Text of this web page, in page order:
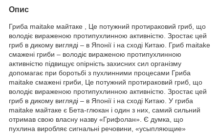
Опис
Гриба maitake майтаке , Це потужний протираковий гриб, що
володіє вираженою протипухлинною активністю. Зростає цей
гриб в дикому вигляді – в Японії і на сході Китаю. Гриб maitake
смажені гриби – володіє вираженою протипухлинною
активністю підвищує опірність захисних сил організму
допомагає при боротьбі з пухлинними процесами Гриба
maitake смажені гриби, Це потужний протираковий гриб, що
володіє вираженою протипухлинною активністю. Зростає цей
гриб в дикому вигляді – в Японії і на сході Китаю. У гриба
maitake майтаке є Бета-глюкан і один з них, самий сильний
отримав свою власну назву «Грифолан». Є думка, що
пухлина виробляє сигнальні речовини, «усыпляющие»